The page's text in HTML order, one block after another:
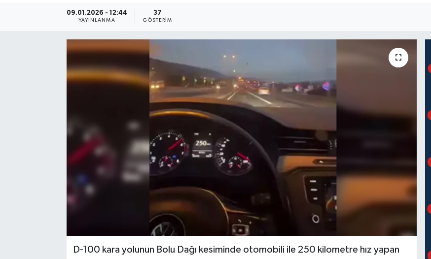
09.01.2026 - 12:44
YAYINLANMA
37
GÖSTERIM
D-100 kara yolunun Bolu Dağı kesiminde otomobili ile 250 kilometre hız yapan